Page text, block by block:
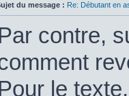
du message : Re: Débutant en
contre,
le